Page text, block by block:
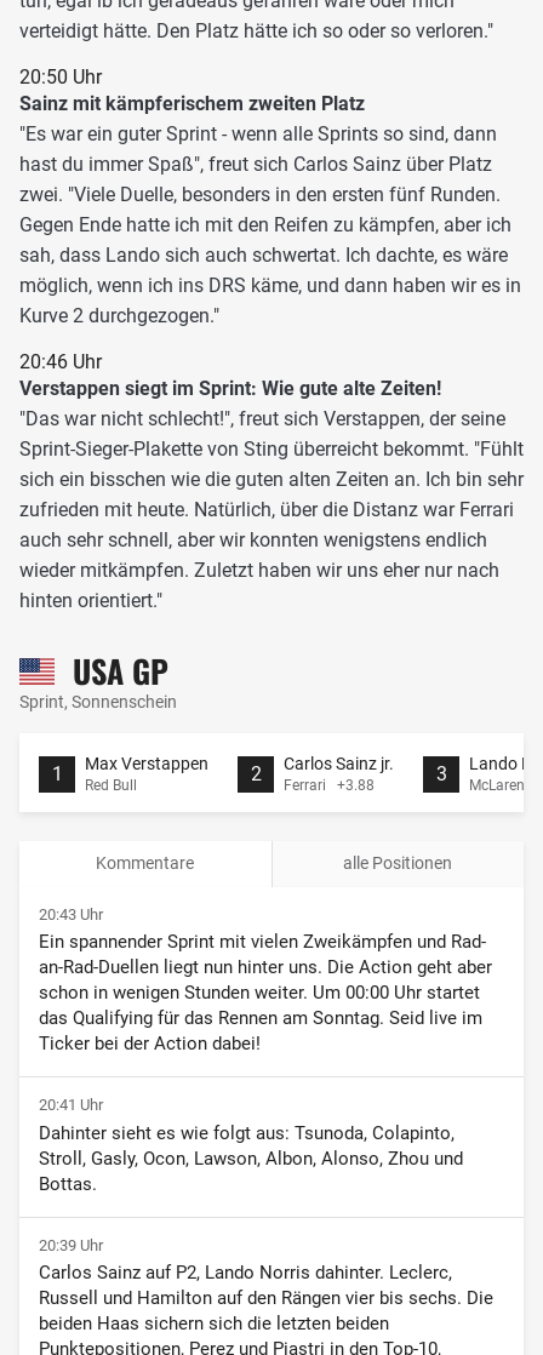
verteidigt hätte. Den Platz hätte ich so oder so verloren."
20:50 Uhr
Sainz mit kämpferischem zweiten Platz
"Es war ein guter Sprint - wenn alle Sprints so sind, dann
hast du immer Spaß", freut sich Carlos Sainz über Platz
zwei. "Viele Duelle, besonders in den ersten fünf Runden.
Gegen Ende hatte ich mit den Reifen zu kämpfen, aber ich
sah, dass Lando sich auch schwertat. Ich dachte, es wäre
möglich, wenn ich ins DRS käme, und dann haben wir es in
Kurve 2 durchgezogen."
20:46 Uhr
Verstappen siegt im Sprint: Wie gute alte Zeiten!
"Das war nicht schlecht!", freut sich Verstappen, der seine
Sprint-Sieger-Plakette von Sting überreicht bekommt. "Fühlt
sich ein bisschen wie die guten alten Zeiten an. Ich bin sehr
zufrieden mit heute. Natürlich, über die Distanz war Ferrari
auch sehr schnell, aber wir konnten wenigstens endlich
wieder mitkämpfen. Zuletzt haben wir uns eher nur nach
hinten orientiert."
USA GP
Sprint, Sonnenschein
Max Verstappen
Red Bull
1 Carlos Sainz jr.
Ferrari +3.88
2 Lando
McLaren
3
Kommentare alle Positionen
20:43 Uhr
Ein spannender Sprint mit vielen Zweikämpfen und Rad-
an-Rad-Duellen liegt nun hinter uns. Die Action geht aber
schon in wenigen Stunden weiter. Um 00:00 Uhr startet
das Qualifying für das Rennen am Sonntag. Seid live im
Ticker bei der Action dabei!
20:41 Uhr
Dahinter sieht es wie folgt aus: Tsunoda, Colapinto,
Stroll, Gasly, Ocon, Lawson, Albon, Alonso, Zhou und
Bottas.
20:39 Uhr
Carlos Sainz auf P2, Lando Norris dahinter. Leclerc,
Russell und Hamilton auf den Rängen vier bis sechs. Die
beiden Haas sichern sich die letzten beiden
Punktepositionen, Perez und Piastri in den Top-10,